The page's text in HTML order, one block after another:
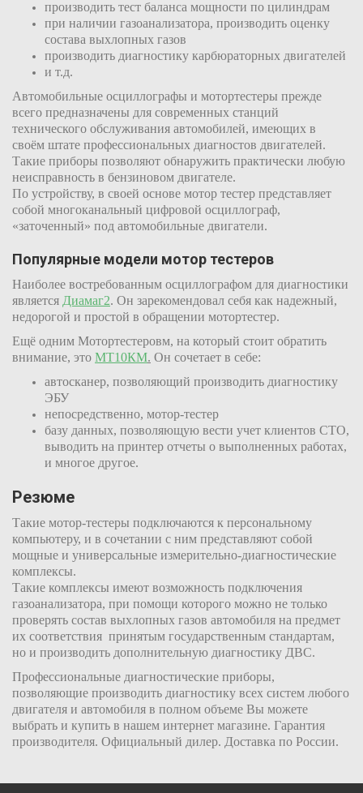
производить тест баланса мощности по цилиндрам
при наличии газоанализатора, производить оценку
состава выхлопных газов
производить диагностику карбюраторных двигателей
и т.д.
Автомобильные осциллографы и мотортестеры прежде
всего предназначены для современных станций
технического обслуживания автомобилей, имеющих в
своём штате профессиональных диагностов двигателей.
Такие приборы позволяют обнаружить практически любую
неисправность в бензиновом двигателе.
По устройству, в своей основе мотор тестер представляет
собой многоканальный цифровой осциллограф,
«заточенный» под автомобильные двигатели.
Популярные модели мотор тестеров
Наиболее востребованным осциллографом для диагностики
является Диамаг2. Он зарекомендовал себя как надежный,
недорогой и простой в обращении мотортестер.
Ещё одним Мотортестеровм, на который стоит обратить
внимание, это МТ10КМ. Он сочетает в себе:
автосканер, позволяющий производить диагностику
ЭБУ
непосредственно, мотор-тестер
базу данных, позволяющую вести учет клиентов СТО,
выводить на принтер отчеты о выполненных работах,
и многое другое.
Резюме
Такие мотор-тестеры подключаются к персональному
компьютеру, и в сочетании с ним представляют собой
мощные и универсальные измерительно-диагностические
комплексы.
Такие комплексы имеют возможность подключения
газоанализатора, при помощи которого можно не только
проверять состав выхлопных газов автомобиля на предмет
их соответствия принятым государственным стандартам,
но и производить дополнительную диагностику ДВС.
Профессиональные диагностические приборы,
позволяющие производить диагностику всех систем любого
двигателя и автомобиля в полном объеме Вы можете
выбрать и купить в нашем интернет магазине. Гарантия
производителя. Официальный дилер. Доставка по России.